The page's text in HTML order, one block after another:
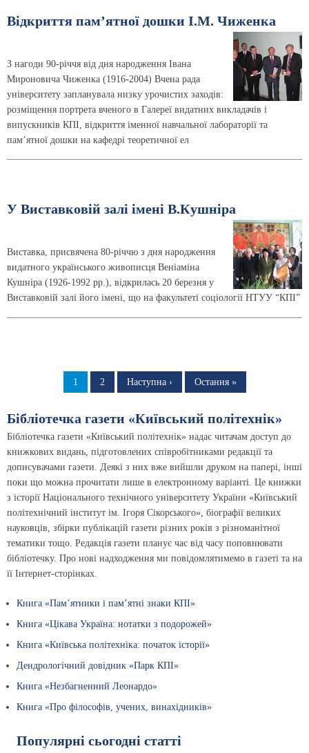
Відкриття пам’ятної дошки І.М. Чиженка
З нагоди 90-річчя від дня народження Івана
Мироновича Чиженка (1916-2004) Вчена рада
університету запланувала низку урочистих заходів:
розміщення портрета вченого в Галереї видатних викладачів і
випускників КПІ, відкриття іменної навчальної лабораторії та
пам’ятної дошки на кафедрі теоретичної ел
У Виставковій залі імені В.Кушніра
Виставка, присвячена 80-річчю з дня народження
видатного українського живописця Веніаміна
Кушніра (1926-1992 рр.), відкрилась 20 березня у
Виставковій залі його імені, що на факультеті соціології НТУУ “КПІ”
Сторінка
1 Сторінка
2
Наступна
Наступна ›
Остання
Остання »
Бібліотечка газети «Київський політехнік»
Бібліотечка газети «Київський політехнік» надає читачам доступ до
книжкових видань, підготовлених співробітниками редакції та
дописувачами газети. Деякі з них вже вийшли друком на папері, інші
поки що можна прочитати лише в електронному варіанті. Це книжки
з історії Національного технічного університету України «Київський
політехнічний інститут ім. Ігоря Сікорського», біографії великих
науковців, збірки публікацій газети різних років з різноманітної
тематики тощо. Редакція газети планує час від часу поповнювати
бібліотечку. Про нові надходження ми повідомлятимемо в газеті та на
її Інтернет-сторінках.
Книга «Пам’ятники і пам’ятні знаки КПІ»
Книга «Цікава Україна: нотатки з подорожей»
Книга «Київська політехніка: початок історії»
Дендрологічний довідник «Парк КПІ»
Книга «Незбагненний Леонардо»
Книга «Про філософів, учених, винахідників»
Популярні сьогодні статті